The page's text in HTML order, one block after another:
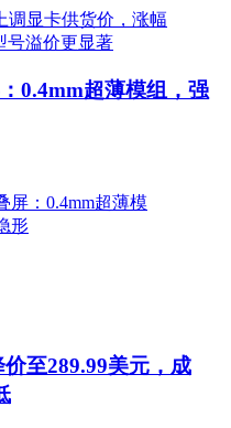
0.4mm超薄模组，强
至289.99美元，成